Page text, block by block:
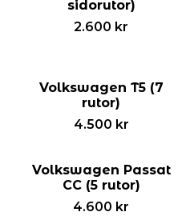
sidorutor)
2.600 kr
Volkswagen T5 (7
rutor)
4.500 kr
Volkswagen Passat
CC (5 rutor)
4.600 kr